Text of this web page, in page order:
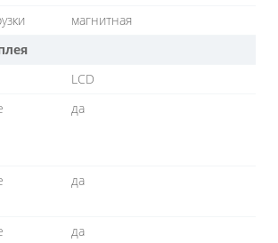
магнитная
LСD
да
да
да